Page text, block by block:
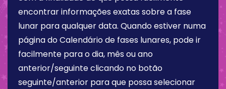
encontrar informações exatas sobre a fase
lunar para qualquer data. Quando estiver numa
página do Calendário de fases lunares, pode ir
facilmente para o dia, mês ou ano
anterior/seguinte clicando no botão
seguinte/anterior para que possa selecionar